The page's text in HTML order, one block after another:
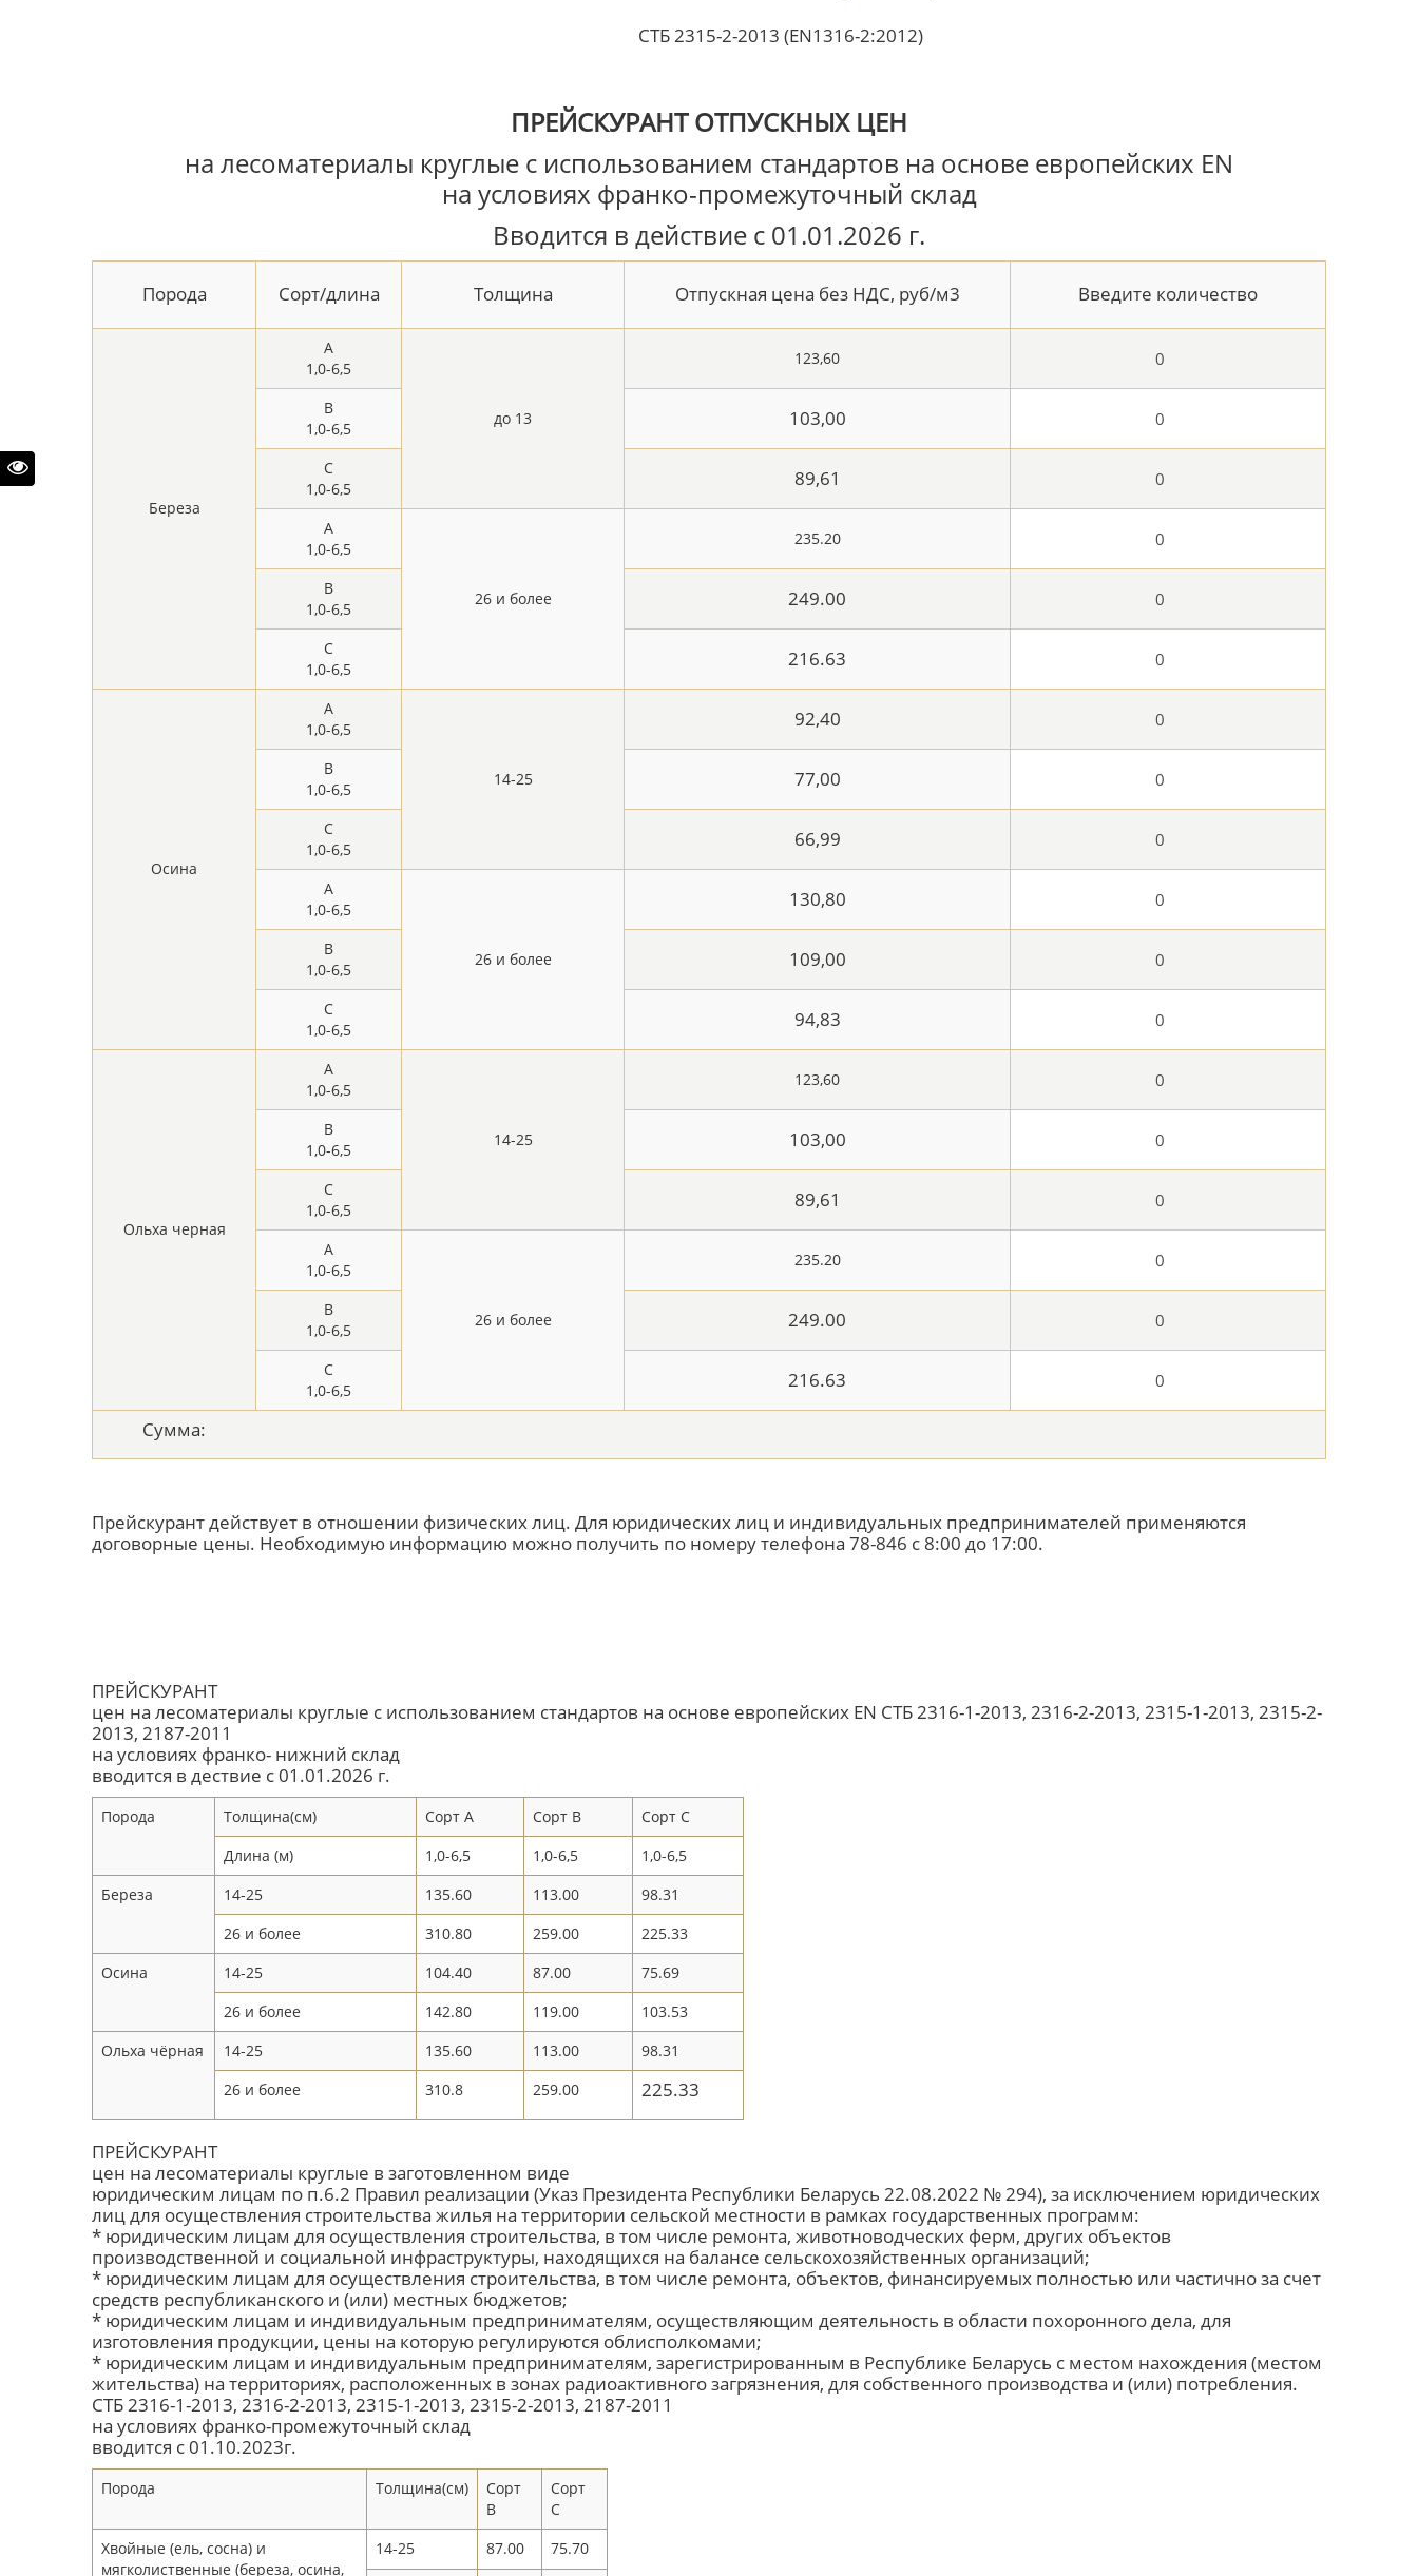
СТБ 2315-2-2013 (EN1316-2:2012)
ПРЕЙСКУРАНТ ОТПУСКНЫХ ЦЕН
на лесоматериалы круглые с использованием стандартов на основе европейских EN
на условиях франко-промежуточный склад
Вводится в действие с 01.01.2026 г.
Порода Сорт/длина Толщина Отпускная цена без НДС, руб/м3 Введите количество
Береза
A
1,0-6,5
до 13
123,60
B
1,0-6,5
103,00
C
1,0-6,5
89,61
A
1,0-6,5
26 и более
235.20
B
1,0-6,5
249.00
C
1,0-6,5
216.63
Осина
A
1,0-6,5
14-25
92,40
B
1,0-6,5
77,00
C
1,0-6,5
66,99
A
1,0-6,5
26 и более
130,80
B
1,0-6,5
109,00
C
1,0-6,5
94,83
Ольха черная
A
1,0-6,5
14-25
123,60
B
1,0-6,5
103,00
C
1,0-6,5
89,61
A
1,0-6,5
26 и более
235.20
B
1,0-6,5
249.00
C
1,0-6,5
216.63
Сумма:
Прейскурант действует в отношении физических лиц. Для юридических лиц и индивидуальных предпринимателей применяются
договорные цены. Необходимую информацию можно получить по номеру телефона 78-846 с 8:00 до 17:00.
ПРЕЙСКУРАНТ
цен на лесоматериалы круглые с использованием стандартов на основе европейских EN СТБ 2316-1-2013, 2316-2-2013, 2315-1-2013, 2315-2-
2013, 2187-2011
на условиях франко- нижний склад
вводится в дествие с 01.01.2026 г.
Порода Толщина(см) Сорт А Сорт В
Сорт С
Длина (м)
1,0-6,5 1,0-6,5
1,0-6,5
Береза
14-25 135.60 113.00
98.31
26 и более
310.80 259.00
225.33
Осина
14-25 104.40 87.00
75.69
26 и более
142.80 119.00
103.53
Ольха чёрная
14-25 135.60 113.00
98.31
26 и более
310.8 259.00 225.33
ПРЕЙСКУРАНТ
цен на лесоматериалы круглые в заготовленном виде
юридическим лицам по п.6.2 Правил реализации (Указ Президента Республики Беларусь 22.08.2022 № 294), за исключением юридических
лиц для осуществления строительства жилья на территории сельской местности в рамках государственных программ:
* юридическим лицам для осуществления строительства, в том числе ремонта, животноводческих ферм, других объектов
производственной и социальной инфраструктуры, находящихся на балансе сельскохозяйственных организаций;
* юридическим лицам для осуществления строительства, в том числе ремонта, объектов, финансируемых полностью или частично за счет
средств республиканского и (или) местных бюджетов;
* юридическим лицам и индивидуальным предпринимателям, осуществляющим деятельность в области похоронного дела, для
изготовления продукции, цены на которую регулируются облисполкомами;
* юридическим лицам и индивидуальным предпринимателям, зарегистрированным в Республике Беларусь с местом нахождения (местом
жительства) на территориях, расположенных в зонах радиоактивного загрязнения, для собственного производства и (или) потребления.
СТБ 2316-1-2013, 2316-2-2013, 2315-1-2013, 2315-2-2013, 2187-2011
на условиях франко-промежуточный склад
вводится с 01.10.2023г.
Порода Толщина(см)
Сорт
В
Сорт
С
Хвойные (ель, сосна) и
мягколиственные (береза, осина,
14-25 87.00 75.70